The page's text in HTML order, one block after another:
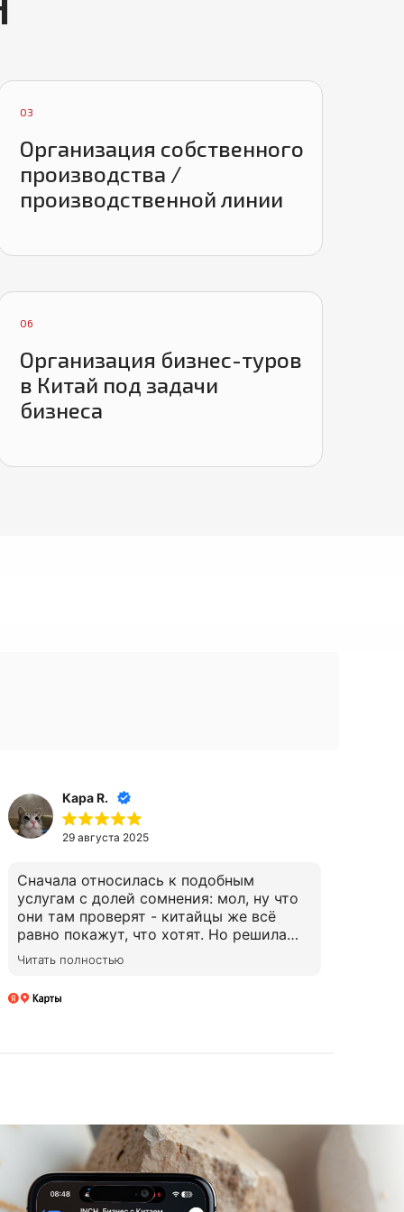
Организация бизнес-туров
в Китай под задачи
бизнеса
06
Организация собственного
производства /
производственной линии
03
Кара R.
29 августа 2025
Сначала относилась к подобным
услугам с долей сомнения: мол, ну что
они там проверят - китайцы же всё
равно покажут, что хотят. Но решила
попробовать. И была приятно удивлена.
вопросов, связались с фабрикой,
съездили, сделали реальные фото - не
Читать полностью